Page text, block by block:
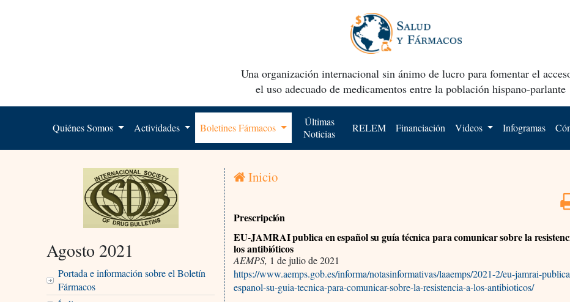
Una organización internacional sin ánimo de lucro para fomentar el
el uso adecuado de medicamentos entre la población hispano-parlante
Quiénes Somos Actividades Boletines Fármacos
Últimas
Noticias
RELEM Financiación Videos Infogramas
Agosto 2021
Portada e información sobre el Boletín
Fármacos
Inicio
Prescripción
EU-JAMRAI publica en español su guía técnica para comunicar sobre la
los antibióticos
AEMPS, 1 de julio de 2021
https://www.aemps.gob.es/informa/notasinformativas/laaemps/2021-2/eu-jamrai-
espanol-su-guia-tecnica-para-comunicar-sobre-la-resistencia-a-los-antibioticos/